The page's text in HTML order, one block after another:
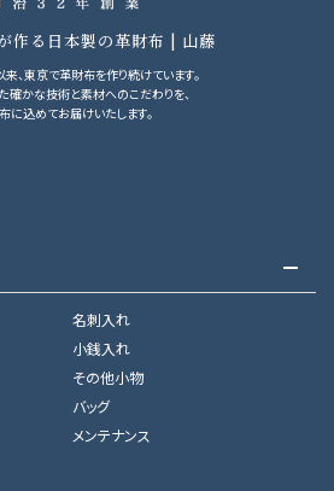
作る日本製の革財布 | 山藤
、東京で革財布を作り続けています。
確かな技術と素材へのこだわりを、
に込めてお届けいたします。
名刺入れ
小銭入れ
その他小物
バッグ
メンテナンス